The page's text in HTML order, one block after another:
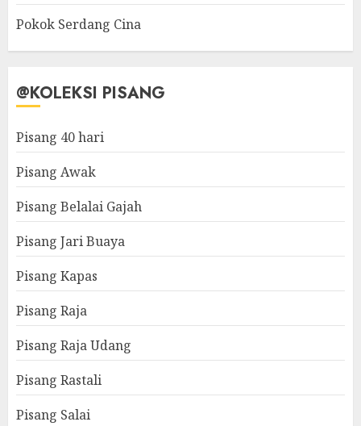
Pokok Serdang Cina
@KOLEKSI PISANG
Pisang 40 hari
Pisang Awak
Pisang Belalai Gajah
Pisang Jari Buaya
Pisang Kapas
Pisang Raja
Pisang Raja Udang
Pisang Rastali
Pisang Salai